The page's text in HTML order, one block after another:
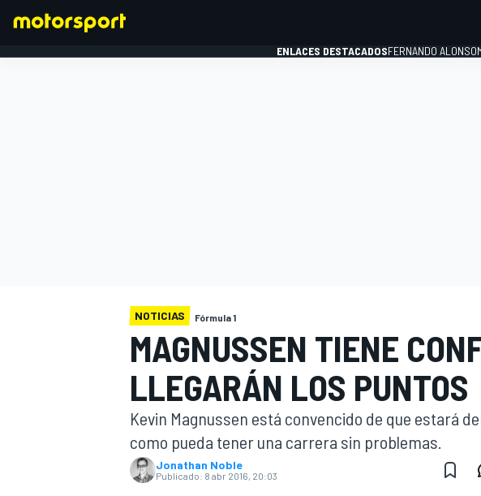
ENLACES DESTACADOSFERNANDO ALONSO
NOTICIAS Fórmula 1
MAGNUSSEN TIENE
LLEGARÁN LOS PUNTOS
Kevin Magnussen está convencido de que estará
como pueda tener una carrera sin problemas.
Jonathan Noble
Publicado: 8 abr 2016, 20:03